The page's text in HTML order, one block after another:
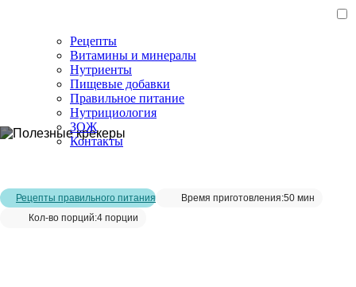
Рецепты
Витамины и минералы
Нутриенты
Пищевые добавки
Правильное питание
Нутрициология
ЗОЖ
Контакты
Рецепты правильного питания Время приготовления:50 мин
Кол-во порций:4 порции